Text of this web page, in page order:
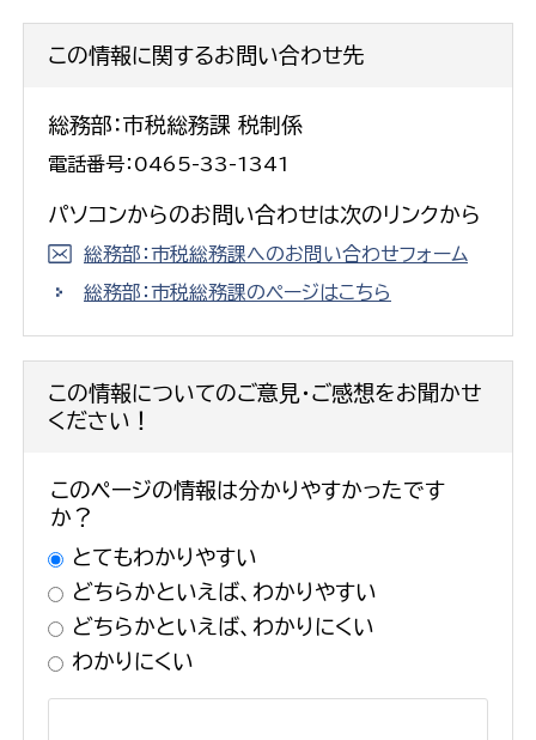
この情報に関するお問い合わせ先
総務部：市税総務課 税制係
電話番号：0465-33-1341
パソコンからのお問い合わせは次のリンクから
総務部：市税総務課へのお問い合わせフォーム
総務部：市税総務課のページはこちら
この情報についてのご意見・ご感想をお聞かせ
ください！
このページの情報は分かりやすかったです
か？
とてもわかりやすい
どちらかといえば、わかりやすい
どちらかといえば、わかりにくい
わかりにくい